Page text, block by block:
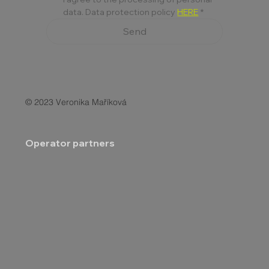
data. Data protection policy HERE *
Send
© 2023 Veronika Maříková
Operator partners